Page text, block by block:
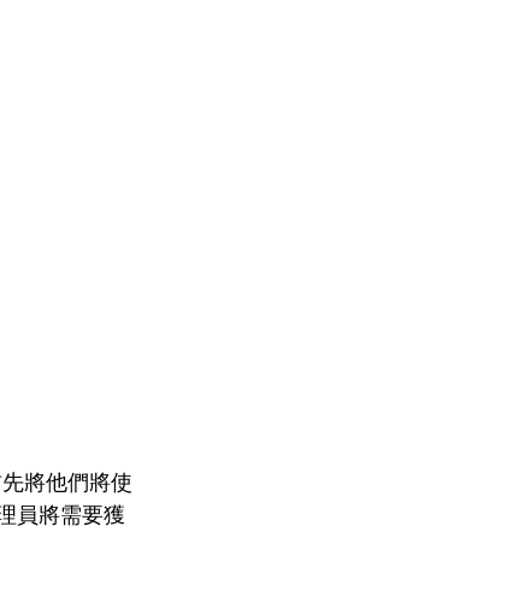
將他們將使
員將需要獲